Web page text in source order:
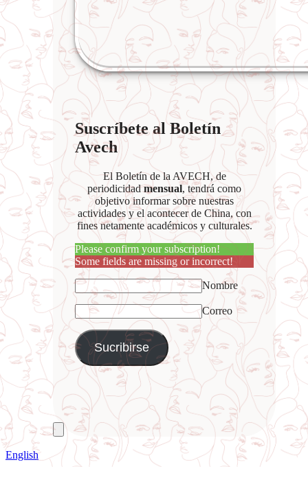
Suscríbete al Boletín
Avech
El Boletín de la AVECH, de
periodicidadmensual, tendrá como
objetivo informar sobre nuestras
actividades y el acontecer de China, con
fines netamente académicos y culturales.
Please confirm your subscription!
Some fields are missing or incorrect!
Nombre
Correo
English